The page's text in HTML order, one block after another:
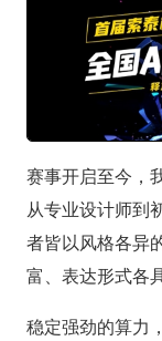
赛事开启至今，
从专业设计师到
者皆以风格各异
富、表达形式各
稳定强劲的算力